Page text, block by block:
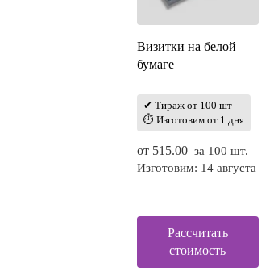
Визитки на белой
бумаге
✔ Тираж от 100 шт
⏱ Изготовим от 1 дня
от 515.00 за 100 шт.
Изготовим: 14 августа
Рассчитать
стоимость